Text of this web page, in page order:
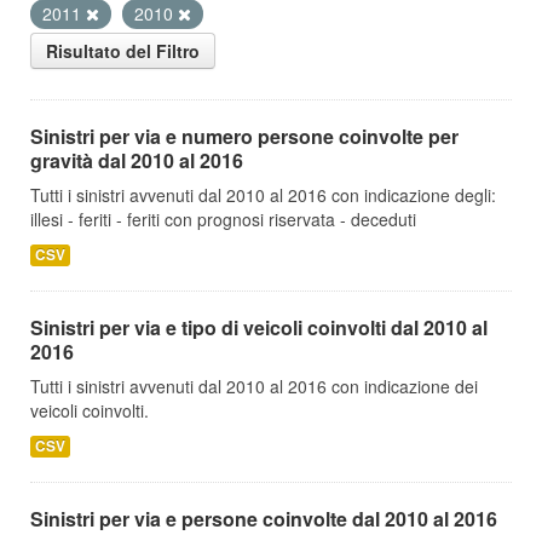
2011
2010
Risultato del Filtro
Sinistri per via e numero persone coinvolte per
gravità dal 2010 al 2016
Tutti i sinistri avvenuti dal 2010 al 2016 con indicazione degli:
illesi - feriti - feriti con prognosi riservata - deceduti
CSV
Sinistri per via e tipo di veicoli coinvolti dal 2010 al
2016
Tutti i sinistri avvenuti dal 2010 al 2016 con indicazione dei
veicoli coinvolti.
CSV
Sinistri per via e persone coinvolte dal 2010 al 2016